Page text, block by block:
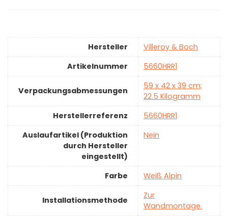
Hersteller
‎Villeroy & Boch
Artikelnummer
‎5660HRR1
Verpackungsabmessungen
‎59 x 42 x 39 cm;
22.5 Kilogramm
Herstellerreferenz
‎5660HRR1
Auslaufartikel (Produktion
durch Hersteller
eingestellt)
‎Nein
Farbe ‎Weiß Alpin
Installationsmethode
‎Zur
Wandmontage.